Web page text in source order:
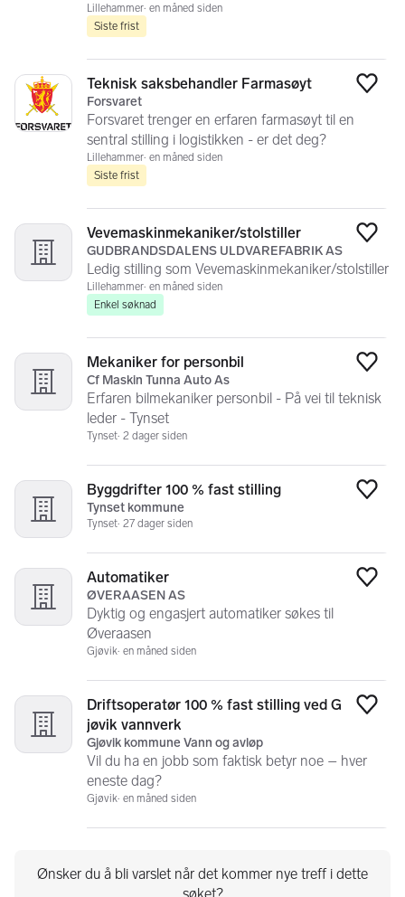
Lillehammer en måned siden
Siste frist
Teknisk saksbehandler Farmasøyt
Forsvaret
Forsvaret trenger en erfaren farmasøyt til en
sentral stilling i logistikken - er det deg?
Lillehammer en måned siden
Siste frist
Vevemaskinmekaniker/stolstiller
GUDBRANDSDALENS ULDVAREFABRIK AS
Ledig stilling som Vevemaskinmekaniker/stolstiller
Lillehammer en måned siden
Enkel søknad
Mekaniker for personbil
Cf Maskin Tunna Auto As
Erfaren bilmekaniker personbil - På vei til teknisk
leder - Tynset
Tynset 2 dager siden
Byggdrifter 100 % fast stilling
Tynset kommune
Tynset 27 dager siden
Automatiker
ØVERAASEN AS
Dyktig og engasjert automatiker søkes til
Øveraasen
Gjøvik en måned siden
Driftsoperatør 100 % fast stilling ved G
jøvik vannverk
Gjøvik kommune Vann og avløp
Vil du ha en jobb som faktisk betyr noe – hver
eneste dag?
Gjøvik en måned siden
Ønsker du å bli varslet når det kommer nye treff i dette